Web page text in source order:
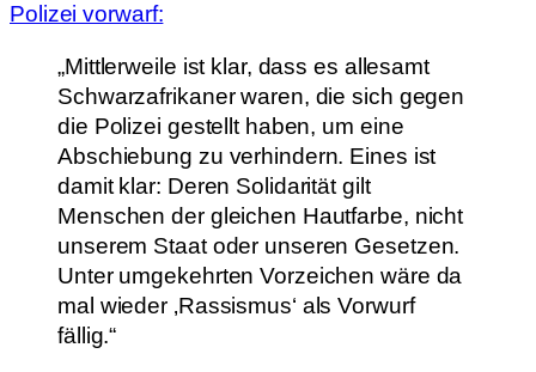
Polizei vorwarf:
„Mittlerweile ist klar, dass es allesamt
Schwarzafrikaner waren, die sich gegen
die Polizei gestellt haben, um eine
Abschiebung zu verhindern. Eines ist
damit klar: Deren Solidarität gilt
Menschen der gleichen Hautfarbe, nicht
unserem Staat oder unseren Gesetzen.
Unter umgekehrten Vorzeichen wäre da
mal wieder ‚Rassismus‘ als Vorwurf
fällig.“